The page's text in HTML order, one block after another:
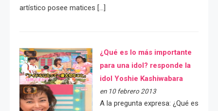
artístico posee matices […]
¿Qué es lo más importante
para una idol? responde la
idol Yoshie Kashiwabara
en 10 febrero 2013
A la pregunta expresa: ¿Qué es